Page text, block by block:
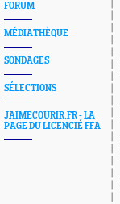
FORUM
MÉDIATHÈQUE
SONDAGES
SÉLECTIONS
JAIMECOURIR.FR - LA
PAGE DU LICENCIÉ FFA